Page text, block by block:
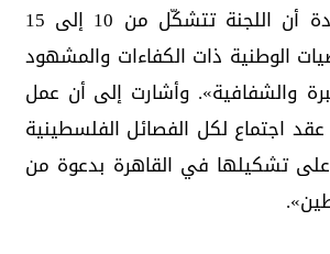
وورد في المسودة أن اللجنة تتشكّل من 10 إلى 15
الوطنية ذات الكفاءات والمشهود
والشفافية». وأشارت إلى أن عمل
عقد اجتماع لكل الفصائل الفلسطينية
على تشكيلها في القاهرة بدعوة من